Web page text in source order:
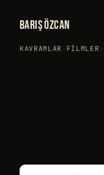
BARIŞ ÖZCAN
KAVRAMLAR › FILMLER ›